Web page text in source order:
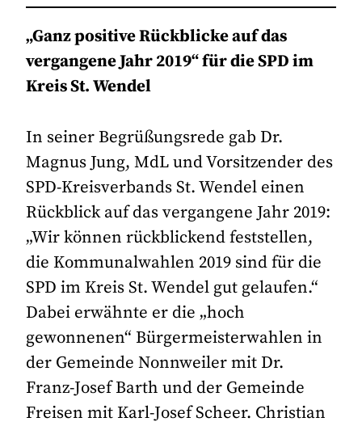
„Ganz positive Rückblicke auf das
vergangene Jahr 2019“ für die SPD im
Kreis St. Wendel
In seiner Begrüßungsrede gab Dr.
Magnus Jung, MdL und Vorsitzender des
SPD-Kreisverbands St. Wendel einen
Rückblick auf das vergangene Jahr 2019:
„Wir können rückblickend feststellen,
die Kommunalwahlen 2019 sind für die
SPD im Kreis St. Wendel gut gelaufen.“
Dabei erwähnte er die „hoch
gewonnenen“ Bürgermeisterwahlen in
der Gemeinde Nonnweiler mit Dr.
Franz-Josef Barth und der Gemeinde
Freisen mit Karl-Josef Scheer. Christian